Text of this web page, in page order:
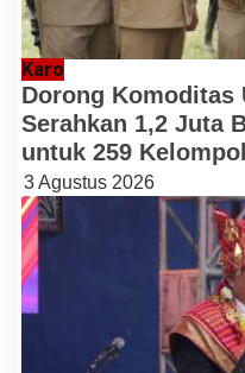
Karo
Dorong Komoditas
Serahkan 1,2 Juta
untuk 259
3 Agustus 2026